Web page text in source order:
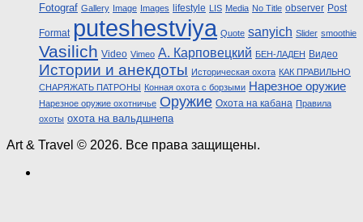
Fotograf Gallery Image Images lifestyle LIS Media No Title observer Post
Format puteshestviya Quote sanyich Slider smoothie
Vasilich Video Vimeo А. Карповецкий БЕН-ЛАДЕН Видео
Истории и анекдоты Историческая охота КАК ПРАВИЛЬНО
СНАРЯЖАТЬ ПАТРОНЫ Конная охота с борзыми Нарезное оружие
Нарезное оружие охотничье Оружие Охота на кабана Правила
охоты охота на вальдшнепа
Art & Travel © 2026. Все права защищены.